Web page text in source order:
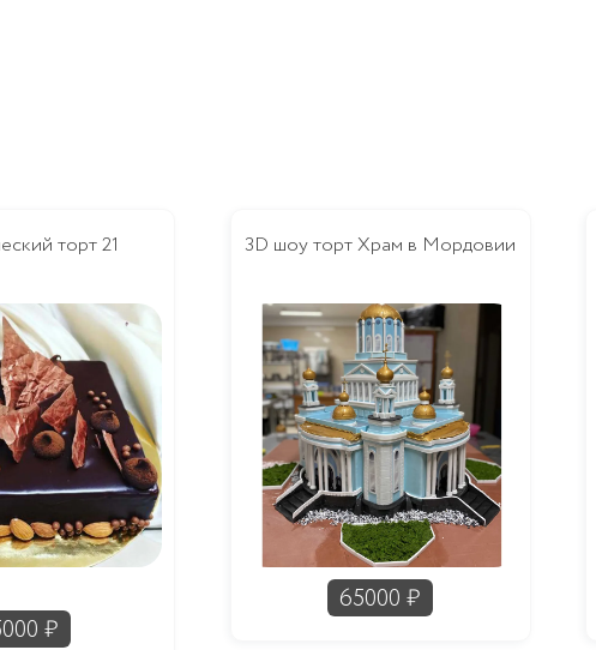
торт 21
₽
3D шоу торт Храм в Мордовии
65000₽